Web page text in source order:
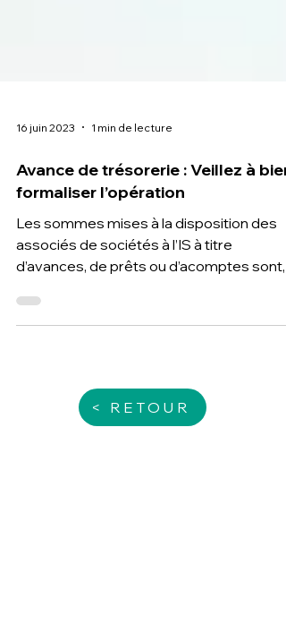
16 juin 2023 1 min de lecture
Avance de trésorerie : Veillez à bien
formaliser l’opération
Les sommes mises à la disposition des
d’avances, de prêts ou d’acomptes sont,
sauf preuve contraire, con